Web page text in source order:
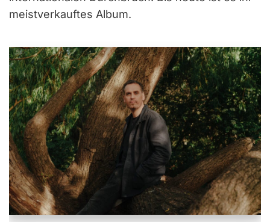
meistverkauftes Album.